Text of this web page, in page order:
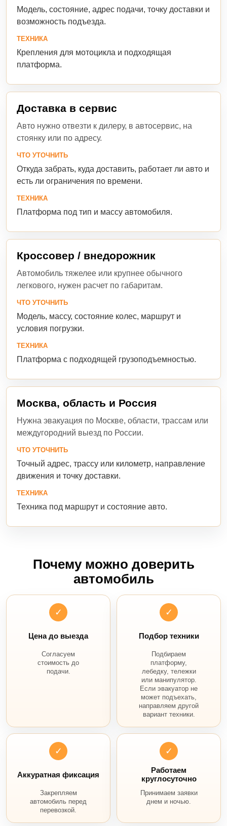
Модель, состояние, адрес подачи, точку доставки и
возможность подъезда.
ТЕХНИКА
Крепления для мотоцикла и подходящая
платформа.
Доставка в сервис
Авто нужно отвезти к дилеру, в автосервис, на
стоянку или по адресу.
ЧТО УТОЧНИТЬ
Откуда забрать, куда доставить, работает ли авто и
есть ли ограничения по времени.
ТЕХНИКА
Платформа под тип и массу автомобиля.
Кроссовер / внедорожник
Автомобиль тяжелее или крупнее обычного
легкового, нужен расчет по габаритам.
ЧТО УТОЧНИТЬ
Модель, массу, состояние колес, маршрут и
условия погрузки.
ТЕХНИКА
Платформа с подходящей грузоподъемностью.
Москва, область и Россия
Нужна эвакуация по Москве, области, трассам или
междугородний выезд по России.
ЧТО УТОЧНИТЬ
Точный адрес, трассу или километр, направление
движения и точку доставки.
ТЕХНИКА
Техника под маршрут и состояние авто.
Почему можно доверить
автомобиль
✓
Цена до выезда
Согласуем
стоимость до
подачи.
✓
Подбор техники
Подбираем
платформу,
лебедку, тележки
или манипулятор.
Если эвакуатор не
может подъехать,
направляем другой
вариант техники.
✓
Аккуратная фиксация
Закрепляем
автомобиль перед
перевозкой.
✓
Работаем
круглосуточно
Принимаем заявки
днем и ночью.